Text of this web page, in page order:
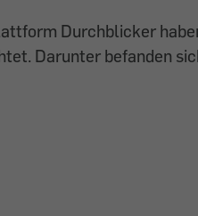
Durchblicker
Darunter befanden